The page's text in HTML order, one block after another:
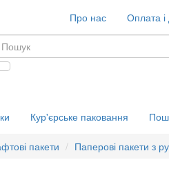
Про нас Оплата і
Кур'єрське паковання
пакети Паперові пакети з